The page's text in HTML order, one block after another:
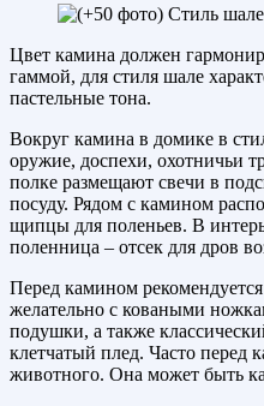
Цвет камина должен
гаммой, для стиля шале
пастельные тона.
Вокруг камина в домике в
оружие, доспехи, охотничьи
полке размещают свечи в
посуду. Рядом с камином
щипцы для поленьев. В
поленница – отсек для дров
Перед камином
желательно с коваными
подушки, а также
клетчатый плед. Часто перед
животного. Она может быть